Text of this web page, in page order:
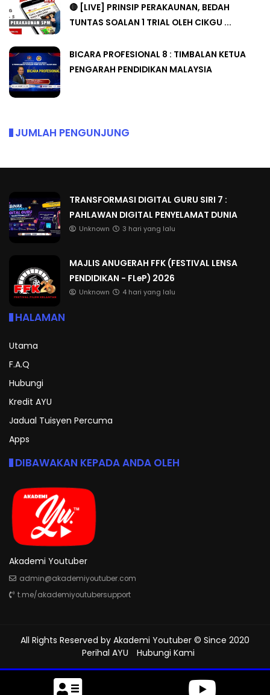
🔴 [LIVE] PRINSIP PERAKAUNAN, BEDAH
TUNTAS SOALAN 1 TRIAL OLEH CIKGU ...
BICARA PROFESIONAL 8 : TIMBALAN KETUA
PENGARAH PENDIDIKAN MALAYSIA
JUMLAH PENGUNJUNG
TRANSFORMASI DIGITAL GURU SIRI 7 :
PAHLAWAN DIGITAL PENYELAMAT DUNIA
Unknown 3 hari yang lalu
MAJLIS ANUGERAH FFK (FESTIVAL LENSA
PENDIDIKAN - FLeP) 2026
Unknown 4 hari yang lalu
HALAMAN
Utama
F.A.Q
Hubungi
Kredit AYU
Jadual Tuisyen Percuma
Apps
DIBAWAKAN KEPADA ANDA OLEH
Akademi Youtuber
admin@akademiyoutuber.com
t.me/akademiyoutubersupport
All Rights Reserved by Akademi Youtuber © Since 2020
Perihal AYU
Hubungi Kami